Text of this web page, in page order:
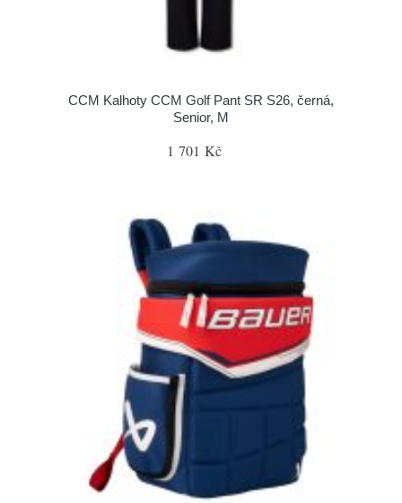
CCM Kalhoty CCM Golf Pant SR S26, černá,
Senior, M
1 701 Kč